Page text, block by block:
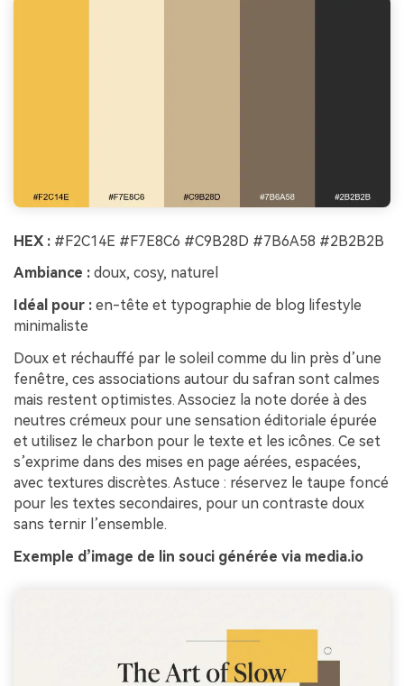
HEX : #F2C14E #F7E8C6 #C9B28D #7B6A58 #2B2B2B
Ambiance : doux, cosy, naturel
Idéal pour : en-tête et typographie de blog lifestyle
minimaliste
Doux et réchauffé par le soleil comme du lin près d’une
fenêtre, ces associations autour du safran sont calmes
mais restent optimistes. Associez la note dorée à des
neutres crémeux pour une sensation éditoriale épurée
et utilisez le charbon pour le texte et les icônes. Ce set
s’exprime dans des mises en page aérées, espacées,
avec textures discrètes. Astuce : réservez le taupe foncé
pour les textes secondaires, pour un contraste doux
sans ternir l’ensemble.
Exemple d’image de lin souci générée via media.io